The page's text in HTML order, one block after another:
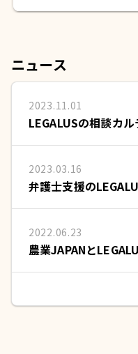
ニュース
2023.11.01
LEGALUSの相談カ
ードで支払える決
2023.03.16
弁護士支援の
のLeCHECK(リチェ
2022.06.23
農業JAPANと
たしました。